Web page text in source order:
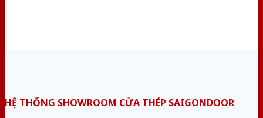
HỆ THỐNG SHOWROOM CỬA THÉP SAIGONDOOR